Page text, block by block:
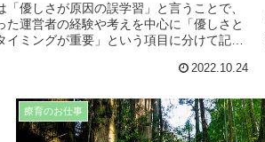
「優しさが原因の誤学習」と言うことで、
た運営者の経験や考えを中心に「優しさと
イミングが重要」という項目に分けて記事
で、皆様、是非最後までお読み下さい。
2022.10.24
療育のお仕事